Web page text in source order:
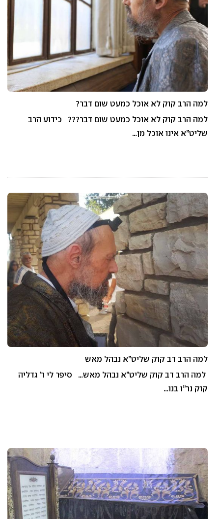
למה הרב קוק לא אוכל כמעט שום דבר?
למה הרב קוק לא אוכל כמעט שום דבר??? כידוע הרב
שליט”א אינו אוכל מן…
למה הרב דב קוק שליט”א נבהל מאש
למה הרב דב קוק שליט”א נבהל מאש… סיפר לי ר’ גדליה
קוק נר”ו בנו…